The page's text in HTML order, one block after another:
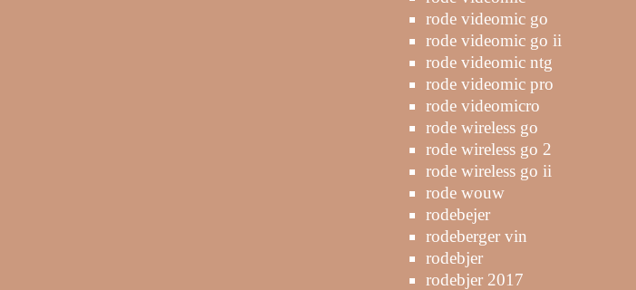
rode videomic go
rode videomic go ii
rode videomic ntg
rode videomic pro
rode videomicro
rode wireless go
rode wireless go 2
rode wireless go ii
rode wouw
rodebejer
rodeberger vin
rodebjer
rodebjer 2017